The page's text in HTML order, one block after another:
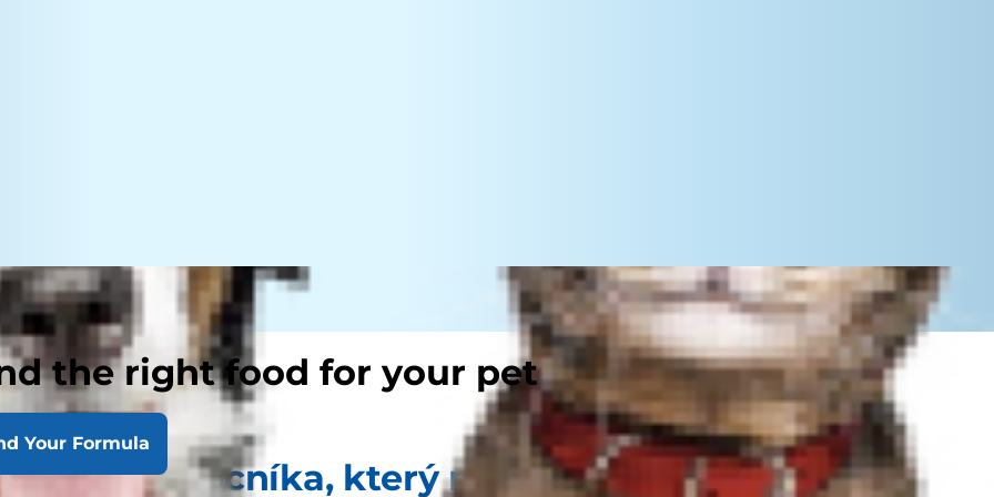
the right food for your pet
Your Formula
si pomocníka, který má rád kočky